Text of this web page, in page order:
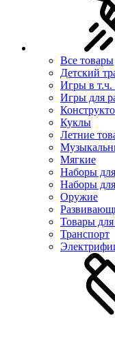
Все товары
Детский
Игры в т.ч.
Игры для
Куклы
Летние
Мягкие
Наборы
Наборы
Оружие
Товары
Транспорт